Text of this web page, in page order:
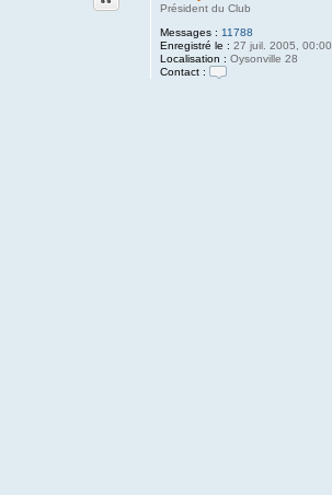
Président du Club
Messages : 11788
Enregistré le : 27 juil. 2005, 00:00
Localisation : Oysonville 28
Contact :